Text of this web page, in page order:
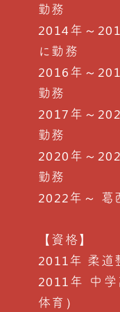
勤務
2014年～
に勤務
2016年～
勤務
2017年～
勤務
2020年～
勤務
2022年～ 葛
【資格】
2011年 柔道
2011年 中
体育）